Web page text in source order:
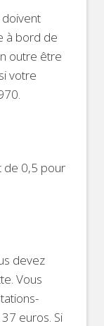
doivent
à bord de
outre être
votre
de 0,5 pour
devez
Vous
euros. Si